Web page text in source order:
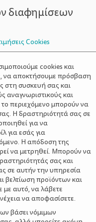
ΣΥΜΒΟΥΛΟΙ
διαφημίσεων
Cookies
cookies και
να αποκτήσουμε πρόσβαση
στη συσκευή σας και
αναγνωριστικούς και
περιεχόμενο μπορούν να
Η δραστηριότητά σας σε
για να
για εσάς για
Η απόδοση της
να μετρηθεί. Μπορούν να
σας και
σε αυτήν την υπηρεσία
βελτίωση προϊόντων και
αυτό, να λάβετε
να αποφασίσετε.
βάσει νόμιμων